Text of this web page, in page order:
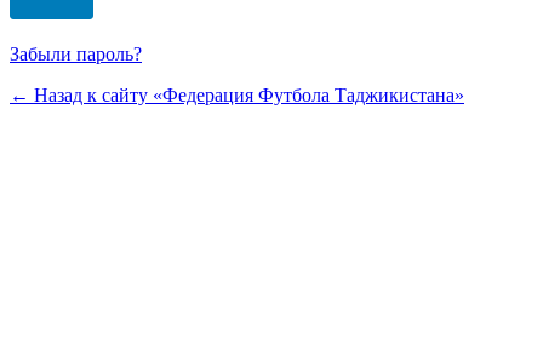
Забыли пароль?
← Назад к сайту «Федерация Футбола Таджикистана»